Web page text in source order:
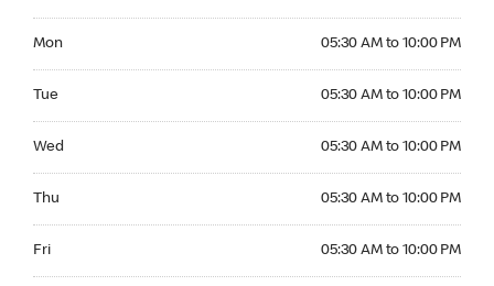
Mon 05:30 AM to 10:00 PM
Tue 05:30 AM to 10:00 PM
Wed 05:30 AM to 10:00 PM
Thu 05:30 AM to 10:00 PM
Fri 05:30 AM to 10:00 PM